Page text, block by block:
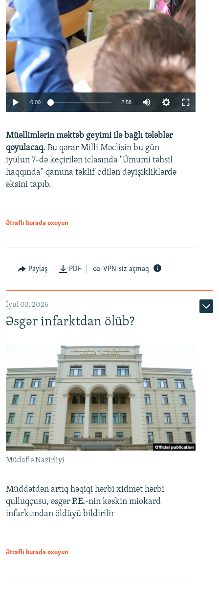
Auto 240p 360p 480p
720p 1080p
0:00 2:58
360p
480p
720p
Müəllimlərin məktəb geyimi ilə bağlı tələblər
qoyulacaq. Bu qərar Milli Məclisin bu gün —
iyulun 7-də keçirilən iclasında "Ümumi təhsil
haqqında" qanuna təklif edilən dəyişikliklərdə
əksini tapıb.
Ətraflı burada oxuyun
Paylaş PDF VPN-siz açmaq
İyul 03, 2026
Əsgər infarktdan ölüb?
Müdafiə Nazirliyi
Müddətdən artıq həqiqi hərbi xidmət hərbi
qulluqçusu, əsgər P.E.-nin kəskin miokard
infarktından öldüyü bildirilir
Ətraflı burada oxuyun